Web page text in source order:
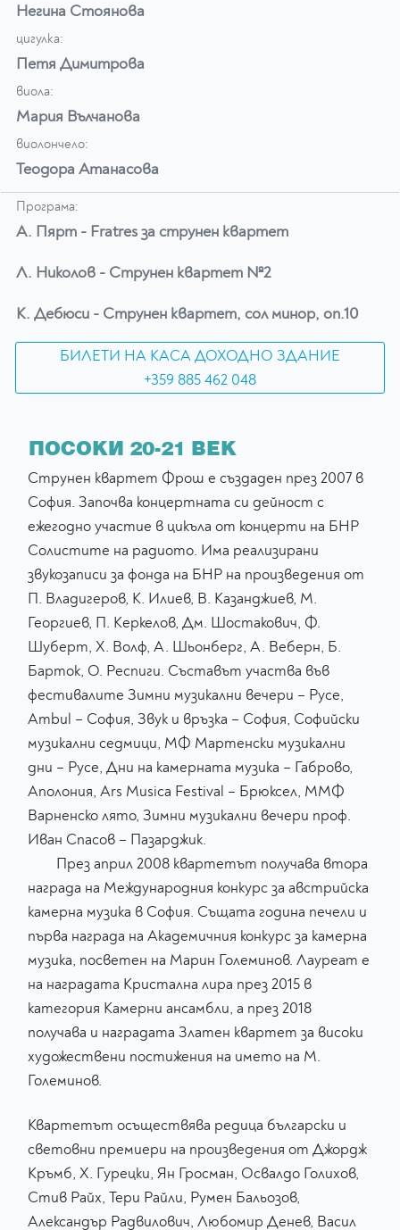
Негина Стоянова
цигулка:
Петя Димитрова
виола:
Мария Вълчанова
виолончело:
Теодора Атанасова
Програма:
А. Пярт - Fratres за струнен квартет
Л. Николов - Струнен квартет №2
К. Дебюси - Струнен квартет, сол минор, оп.10
БИЛЕТИ НА КАСА ДОХОДНО ЗДАНИЕ
+359 885 462 048
ПОСОКИ 20-21 ВЕК
Струнен квартет Фрош е създаден през 2007 в
София. Започва концертната си дейност с
ежегодно участие в цикъла от концерти на БНР
Солистите на радиото. Има реализирани
звукозаписи за фонда на БНР на произведения от
П. Владигеров, К. Илиев, В. Казанджиев, М.
Георгиев, П. Керкелов, Дм. Шостакович, Ф.
Шуберт, Х. Волф, А. Шьонберг, А. Веберн, Б.
Барток, О. Респиги. Съставът участва във
фестивалите Зимни музикални вечери – Русе,
Ambul – София, Звук и връзка – София, Софийски
музикални седмици, МФ Мартенски музикални
дни – Русе, Дни на камерната музика – Габрово,
Аполония, Ars Musica Festival – Брюксел, ММФ
Варненско лято, Зимни музикални вечери проф.
Иван Спасов – Пазарджик.
През април 2008 квартетът получава втора
награда на Международния конкурс за австрийска
камерна музика в София. Същата година печели и
първа награда на Академичния конкурс за камерна
музика, посветен на Марин Големинов. Лауреат е
на наградата Кристална лира през 2015 в
категория Камерни ансамбли, а през 2018
получава и наградата Златен квартет за високи
художествени постижения на името на М.
Големинов.
Квартетът осъществява редица български и
световни премиери на произведения от Джордж
Кръмб, Х. Гурецки, Ян Гросман, Освалдо Голихов,
Стив Райх, Тери Райли, Румен Бальозов,
Александър Радвилович, Любомир Денев, Васил